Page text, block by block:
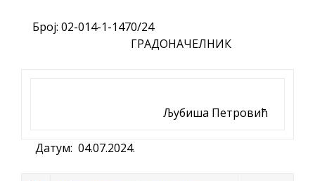
Број: 02-014-1-1470/24
ГРАДОНАЧЕЛНИК
Љубиша Петровић
Датум: 04.07.2024.